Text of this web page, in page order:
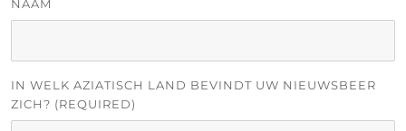
NAAM
IN WELK AZIATISCH LAND BEVINDT UW NIEUWSBEER
ZICH? (REQUIRED)